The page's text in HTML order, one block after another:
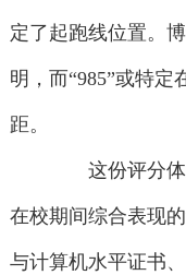
定了起跑线位置。
明，而“985”或特
距。
这份评分体
在校期间综合表现
与计算机水平证书